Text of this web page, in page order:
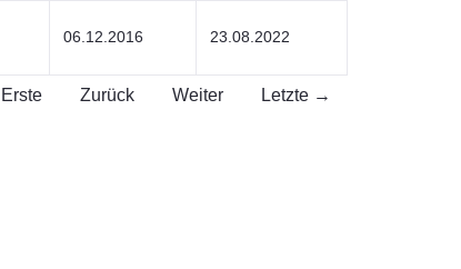
06.12.2016 23.08.2022
Zurück Weiter Letzte →